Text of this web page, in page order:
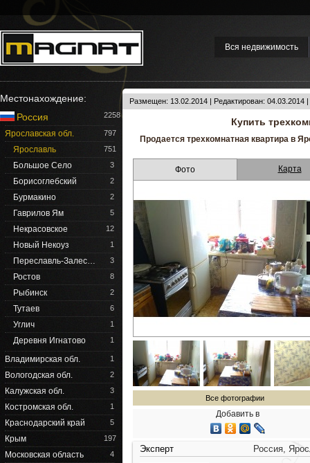
Вся недвижимость
Местонахождение:
Россия
2258
Ярославская обл. 797
Ярославль 751
Большое Село 3
Борисоглебский 2
Бурмакино 2
Гаврилов Ям 5
Некрасовское 12
Новый Некоуз 1
Переславль-Залес… 3
Ростов 8
Рыбинск 2
Тутаев 6
Углич 1
Деревня Игнатово 1
Владимирская обл. 1
Вологодская обл. 2
Калужская обл. 3
Костромская обл. 1
Краснодарский край 5
Крым 197
Московская область 4
Размещен: 13.02.2014 | Редактирован: 04.03.2014
Купить
Продается трехкомнатная квартира в
Фото Карта
Все фотографии
Добавить в
Эксперт Россия,